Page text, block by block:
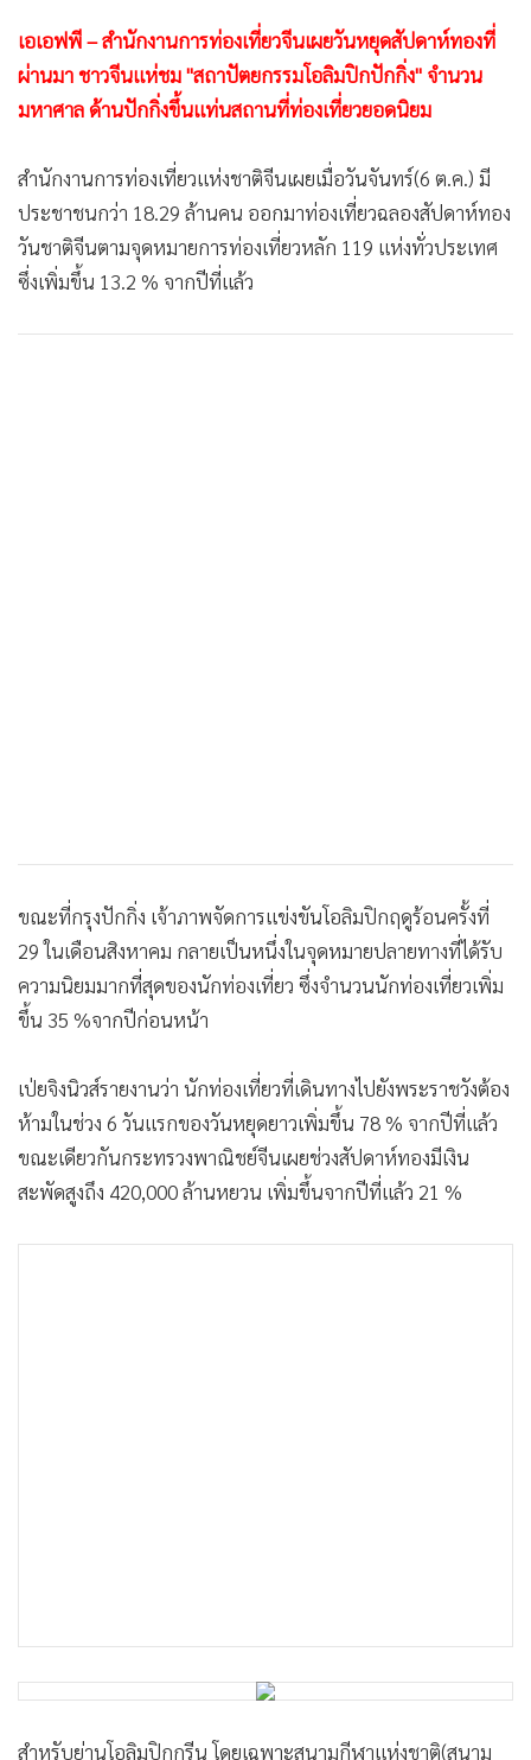
• จีน
• ชุมชน-คุณภาพชีวิต
• อาชญากรรม
• เกม
• วิทยาศาสตร์
• SMEs
• หุ้น
• อินโดจีน
เอเอฟพี – สำนักงานการท่องเที่ยวจีนเผยวันหยุดสัปดาห์ทองที่
ผ่านมา ชาวจีนแห่ชม "สถาปัตยกรรมโอลิมปิกปักกิ่ง" จำนวน
มหาศาล ด้านปักกิ่งขึ้นแท่นสถานที่ท่องเที่ยวยอดนิยม
สำนักงานการท่องเที่ยวแห่งชาติจีนเผยเมื่อวันจันทร์(6 ต.ค.) มี
ประชาชนกว่า 18.29 ล้านคน ออกมาท่องเที่ยวฉลองสัปดาห์ทอง
วันชาติจีนตามจุดหมายการท่องเที่ยวหลัก 119 แห่งทั่วประเทศ
ซึ่งเพิ่มขึ้น 13.2 % จากปีที่แล้ว
ขณะที่กรุงปักกิ่ง เจ้าภาพจัดการแข่งขันโอลิมปิกฤดูร้อนครั้งที่
29 ในเดือนสิงหาคม กลายเป็นหนึ่งในจุดหมายปลายทางที่ได้รับ
ความนิยมมากที่สุดของนักท่องเที่ยว ซึ่งจำนวนนักท่องเที่ยวเพิ่ม
ขึ้น 35 %จากปีก่อนหน้า
เป่ยจิงนิวส์รายงานว่า นักท่องเที่ยวที่เดินทางไปยังพระราชวังต้อง
ห้ามในช่วง 6 วันแรกของวันหยุดยาวเพิ่มขึ้น 78 % จากปีที่แล้ว
ขณะเดียวกันกระทรวงพาณิชย์จีนเผยช่วงสัปดาห์ทองมีเงิน
สะพัดสูงถึง 420,000 ล้านหยวน เพิ่มขึ้นจากปีที่แล้ว 21 %
สำหรับย่านโอลิมปิกกรีน โดยเฉพาะสนามกีฬาแห่งชาติ(สนาม